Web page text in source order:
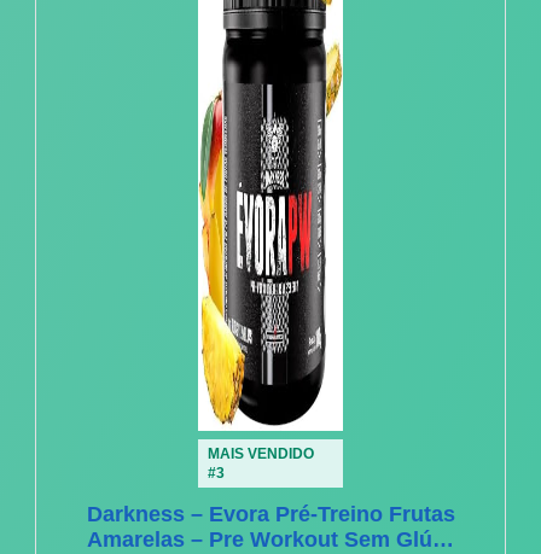
MAIS VENDIDO
#3
Darkness – Evora Pré-Treino Frutas
Amarelas – Pre Workout Sem Glú…